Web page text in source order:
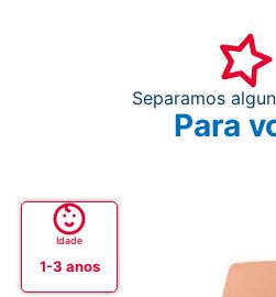
Separamos
Para
Idade
1-3 anos